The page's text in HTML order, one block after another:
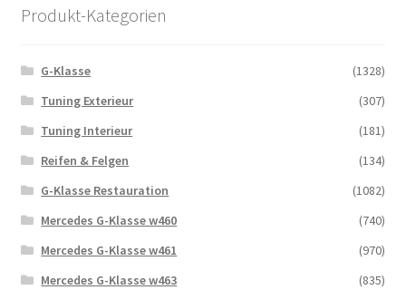
Produkt-Kategorien
G-Klasse
(1328)
Tuning Exterieur
(307)
Tuning Interieur
(181)
Reifen & Felgen
(134)
G-Klasse Restauration
(1082)
Mercedes G-Klasse w460
(740)
Mercedes G-Klasse w461
(970)
Mercedes G-Klasse w463
(835)